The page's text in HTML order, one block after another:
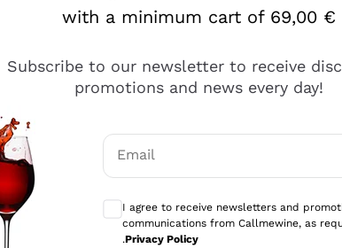
with a minimum cart of 69,00 €
Subscribe to our newsletter to receive
promotions and news every day!
Email
I agree to receive newsletters and
communications from Callmewine, as
.Privacy Policy